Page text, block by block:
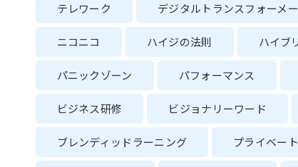
テレワーク デジタルトランスフォーメ
ニコニコ ハイジの法則 ハイブ
パニックゾーン パフォーマンス
ビジネス研修 ビジョナリーワード
ブレンディッドラーニング プライベート